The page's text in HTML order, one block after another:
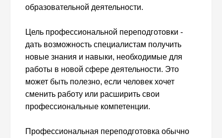
образовательной деятельности.
Цель профессиональной переподготовки -
дать возможность специалистам получить
новые знания и навыки, необходимые для
работы в новой сфере деятельности. Это
может быть полезно, если человек хочет
сменить работу или расширить свои
профессиональные компетенции.
Профессиональная переподготовка обычно